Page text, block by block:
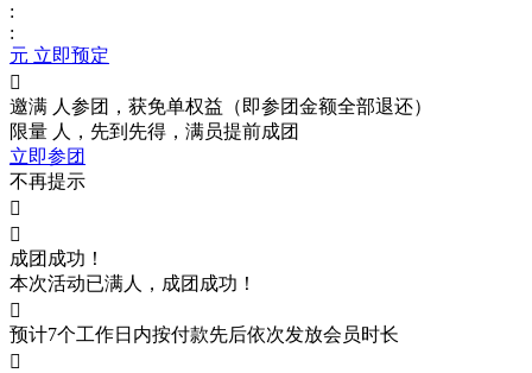
:
:
元 立即预定

邀满 人参团，获免单权益（即参团金额全部退还）
限量 人，先到先得，满员提前成团
立即参团
不再提示


成团成功！
本次活动已满人，成团成功！

预计7个工作日内按付款先后依次发放会员时长
